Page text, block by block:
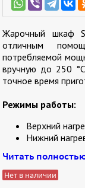
Жарочный шкаф
отличным
потребляемой
вручную до 250
точное время
Режимы работы:
Верхний
Нижний
Читать
Нет в наличии